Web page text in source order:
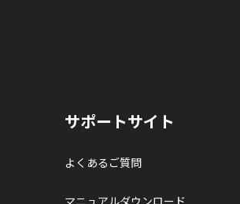
サポートサイト
よくあるご質問